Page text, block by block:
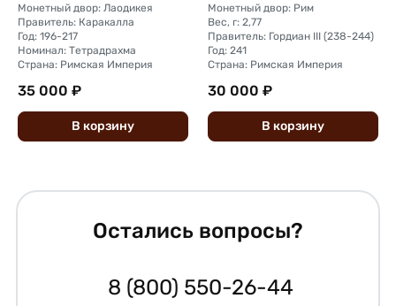
Монетный двор: Лаодикея
Правитель: Каракалла
Год: 196-217
Номинал: Тетрадрахма
Страна: Римская Империя
35 000 ₽
В корзину
Монетный двор: Рим
Вес, г: 2,77
Правитель: Гордиан III (238-244)
Год: 241
Страна: Римская Империя
30 000 ₽
В корзину
Остались вопросы?
8 (800) 550-26-44